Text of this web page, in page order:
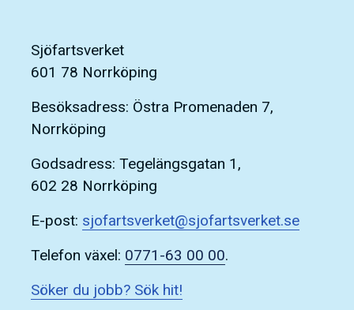
Sjöfartsverket
601 78 Norrköping
Besöksadress: Östra Promenaden 7,
Norrköping
Godsadress: Tegelängsgatan 1,
602 28 Norrköping
E-post: sjofartsverket@sjofartsverket.se
Telefon växel: 0771-63 00 00.
Söker du jobb? Sök hit!